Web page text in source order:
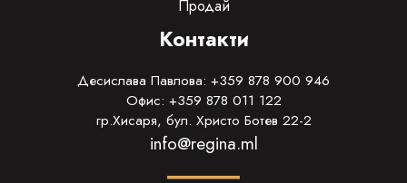
Продай
Контакти
Десислава Павлова: +359 878 900 946
Офис: +359 878 011 122
гр.Хисаря, бул. Христо Ботев 22-2
info@regina.ml